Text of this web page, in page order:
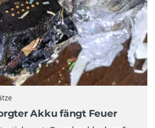
Akku fängt Feuer